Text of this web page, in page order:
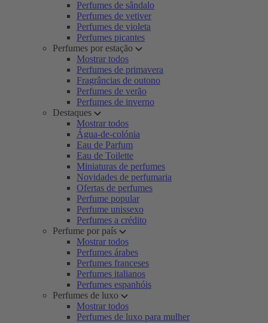
Perfumes de sândalo
Perfumes de vetiver
Perfumes de violeta
Perfumes picantes
Perfumes por estação
Mostrar todos
Perfumes de primavera
Fragrâncias de outono
Perfumes de verão
Perfumes de inverno
Destaques
Mostrar todos
Água-de-colónia
Eau de Parfum
Eau de Toilette
Miniaturas de perfumes
Novidades de perfumaria
Ofertas de perfumes
Perfume popular
Perfume unissexo
Perfumes a crédito
Perfume por país
Mostrar todos
Perfumes árabes
Perfumes franceses
Perfumes italianos
Perfumes espanhóis
Perfumes de luxo
Mostrar todos
Perfumes de luxo para mulher